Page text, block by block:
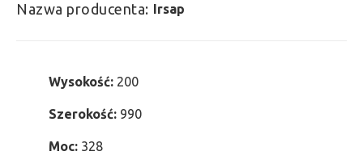
Nazwa producenta: Irsap
Wysokość: 200
Szerokość: 990
Moc: 328